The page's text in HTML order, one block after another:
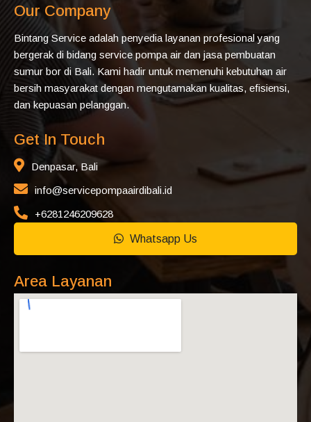
Our Company
Bintang Service adalah penyedia layanan profesional yang
bergerak di bidang service pompa air dan jasa pembuatan
sumur bor di Bali. Kami hadir untuk memenuhi kebutuhan air
bersih masyarakat dengan mengutamakan kualitas, efisiensi,
dan kepuasan pelanggan.
Get In Touch
Denpasar, Bali
info@servicepompaairdibali.id
+6281246209628
Whatsapp Us
Area Layanan